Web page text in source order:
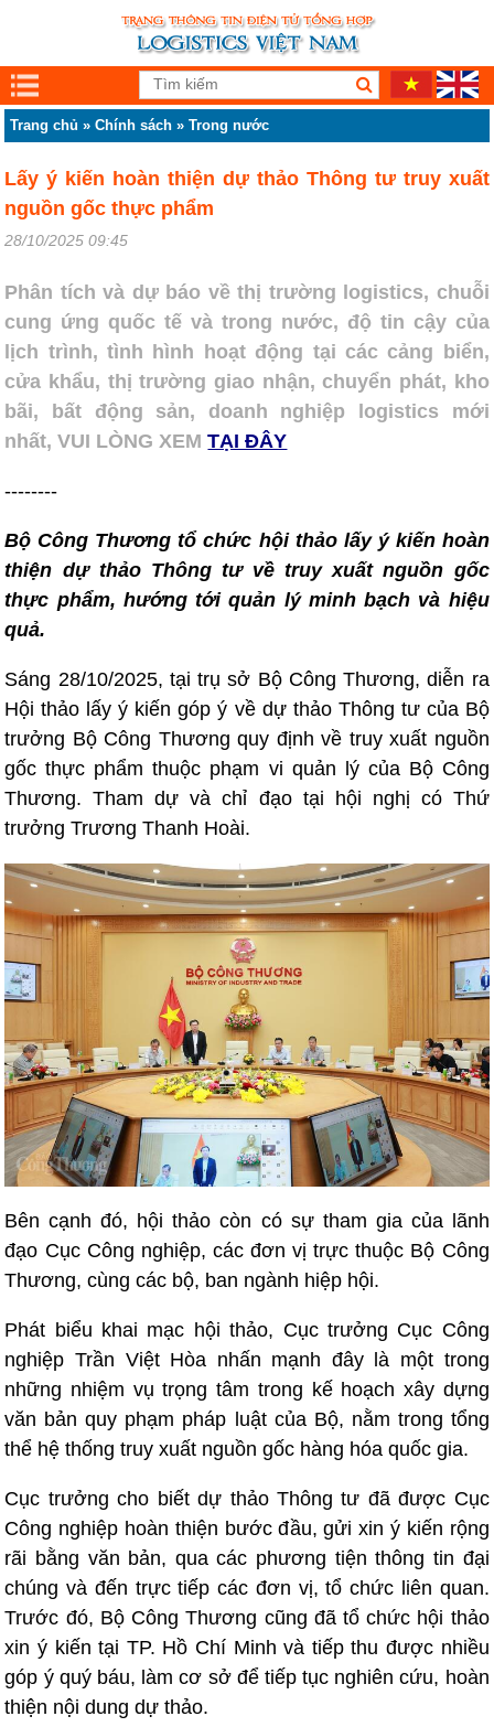
Trang chủ »Chính sách »Trong nước
Lấy ý kiến hoàn thiện dự thảo Thông tư truy xuất
nguồn gốc thực phẩm
28/10/2025 09:45
Phân tích và dự báo về thị trường logistics, chuỗi
cung ứng quốc tế và trong nước, độ tin cậy của
lịch trình, tình hình hoạt động tại các cảng biển,
cửa khẩu, thị trường giao nhận, chuyển phát, kho
bãi, bất động sản, doanh nghiệp logistics mới
nhất, VUI LÒNG XEM TẠI ĐÂY
--------
Bộ Công Thương tổ chức hội thảo lấy ý kiến hoàn
thiện dự thảo Thông tư về truy xuất nguồn gốc
thực phẩm, hướng tới quản lý minh bạch và hiệu
quả.
Sáng 28/10/2025, tại trụ sở Bộ Công Thương, diễn ra
Hội thảo lấy ý kiến góp ý về dự thảo Thông tư của Bộ
trưởng Bộ Công Thương quy định về truy xuất nguồn
gốc thực phẩm thuộc phạm vi quản lý của Bộ Công
Thương. Tham dự và chỉ đạo tại hội nghị có Thứ
trưởng Trương Thanh Hoài.
Bên cạnh đó, hội thảo còn có sự tham gia của lãnh
đạo Cục Công nghiệp, các đơn vị trực thuộc Bộ Công
Thương, cùng các bộ, ban ngành hiệp hội.
Phát biểu khai mạc hội thảo, Cục trưởng Cục Công
nghiệp Trần Việt Hòa nhấn mạnh đây là một trong
những nhiệm vụ trọng tâm trong kế hoạch xây dựng
văn bản quy phạm pháp luật của Bộ, nằm trong tổng
thể hệ thống truy xuất nguồn gốc hàng hóa quốc gia.
Cục trưởng cho biết dự thảo Thông tư đã được Cục
Công nghiệp hoàn thiện bước đầu, gửi xin ý kiến rộng
rãi bằng văn bản, qua các phương tiện thông tin đại
chúng và đến trực tiếp các đơn vị, tổ chức liên quan.
Trước đó, Bộ Công Thương cũng đã tổ chức hội thảo
xin ý kiến tại TP. Hồ Chí Minh và tiếp thu được nhiều
góp ý quý báu, làm cơ sở để tiếp tục nghiên cứu, hoàn
thiện nội dung dự thảo.